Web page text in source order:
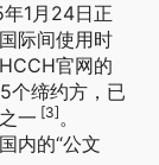
1月24日正
际间使用时
官网的
个缔约方，已
一 [3]。
内的“公文